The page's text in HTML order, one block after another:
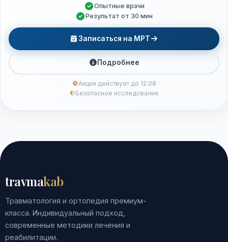
Опытные врачи
Результат от 30 мин
Записаться на МРТ
Подробнее
Акция действует до 12.08
Безопасное исследование
travmakab
Травматология и ортопедия премиум-
класса. Индивидуальный подход,
современные методики лечения и
реабилитации.